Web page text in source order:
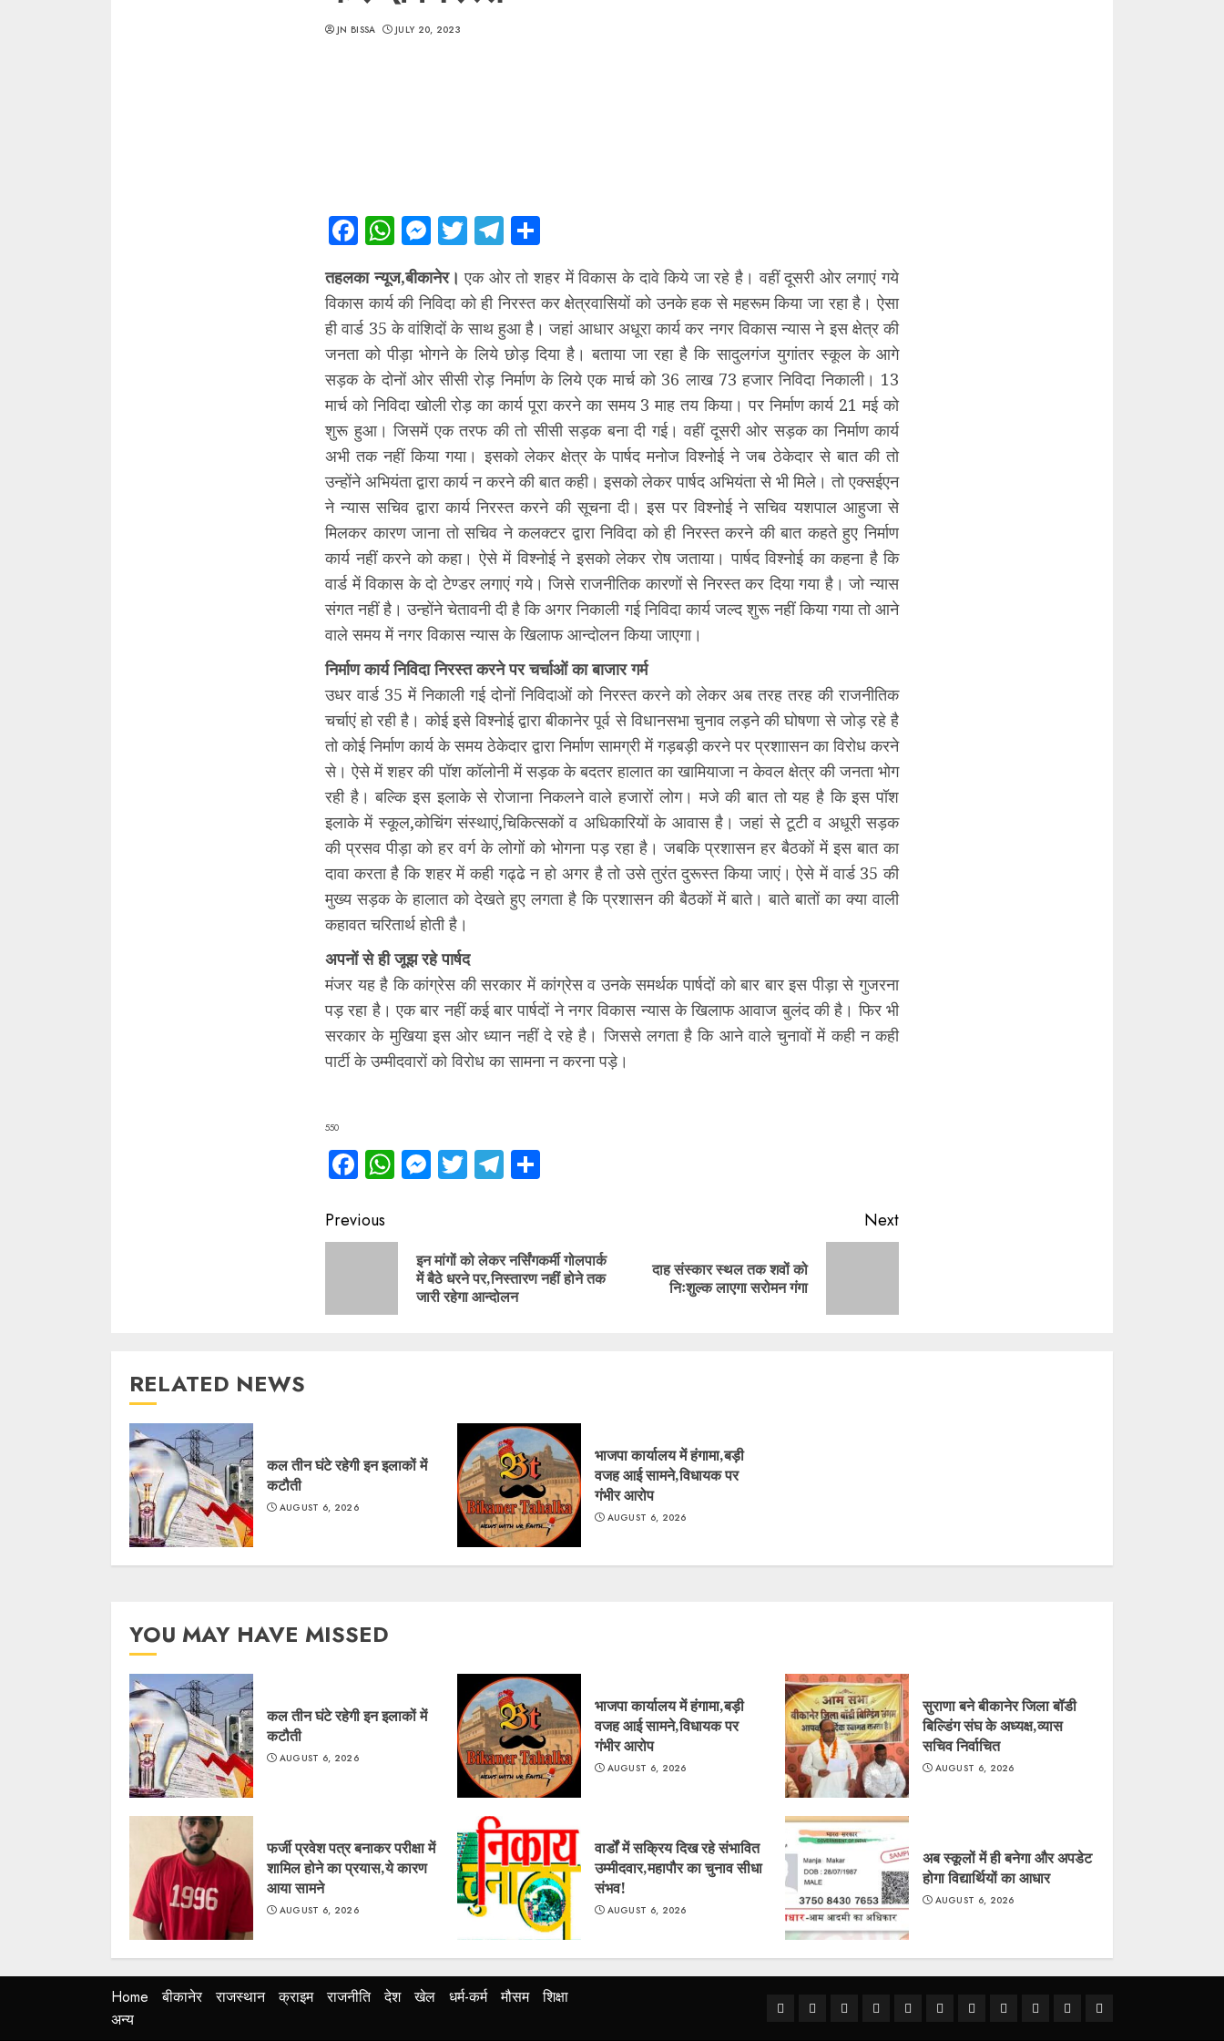
JN BISSA JULY 20, 2023
Facebook
WhatsApp
Messenger
TwitterTelegram
तहलका न्यूज,बीकानेर। एक ओर तो शहर में विकास के दावे किये जा रहे है। वहीं दूसरी ओर लगाएं गये
विकास कार्य की निविदा को ही निरस्त कर क्षेत्रवासियों को उनके हक से महरूम किया जा रहा है। ऐसा
ही वार्ड 35 के वांशिदों के साथ हुआ है। जहां आधार अधूरा कार्य कर नगर विकास न्यास ने इस क्षेत्र की
जनता को पीड़ा भोगने के लिये छोड़ दिया है। बताया जा रहा है कि सादुलगंज युगांतर स्कूल के आगे
सड़क के दोनों ओर सीसी रोड़ निर्माण के लिये एक मार्च को 36 लाख 73 हजार निविदा निकाली। 13
मार्च को निविदा खोली रोड़ का कार्य पूरा करने का समय 3 माह तय किया। पर निर्माण कार्य 21 मई को
शुरू हुआ। जिसमें एक तरफ की तो सीसी सड़क बना दी गई। वहीं दूसरी ओर सड़क का निर्माण कार्य
अभी तक नहीं किया गया। इसको लेकर क्षेत्र के पार्षद मनोज विश्नोई ने जब ठेकेदार से बात की तो
उन्होंने अभियंता द्वारा कार्य न करने की बात कही। इसको लेकर पार्षद अभियंता से भी मिले। तो एक्सईएन
ने न्यास सचिव द्वारा कार्य निरस्त करने की सूचना दी। इस पर विश्नोई ने सचिव यशपाल आहुजा से
मिलकर कारण जाना तो सचिव ने कलक्टर द्वारा निविदा को ही निरस्त करने की बात कहते हुए निर्माण
कार्य नहीं करने को कहा। ऐसे में विश्नोई ने इसको लेकर रोष जताया। पार्षद विश्नोई का कहना है कि
वार्ड में विकास के दो टेण्डर लगाएं गये। जिसे राजनीतिक कारणों से निरस्त कर दिया गया है। जो न्यास
संगत नहीं है। उन्होंने चेतावनी दी है कि अगर निकाली गई निविदा कार्य जल्द शुरू नहीं किया गया तो आने
वाले समय में नगर विकास न्यास के खिलाफ आन्दोलन किया जाएगा।
निर्माण कार्य निविदा निरस्त करने पर चर्चाओं का बाजार गर्म
उधर वार्ड 35 में निकाली गई दोनों निविदाओं को निरस्त करने को लेकर अब तरह तरह की राजनीतिक
चर्चाएं हो रही है। कोई इसे विश्नोई द्वारा बीकानेर पूर्व से विधानसभा चुनाव लड़ने की घोषणा से जोड़ रहे है
तो कोई निर्माण कार्य के समय ठेकेदार द्वारा निर्माण सामग्री में गड़बड़ी करने पर प्रशाासन का विरोध करने
से। ऐसे में शहर की पॉश कॉलोनी में सड़क के बदतर हालात का खामियाजा न केवल क्षेत्र की जनता भोग
रही है। बल्कि इस इलाके से रोजाना निकलने वाले हजारों लोग। मजे की बात तो यह है कि इस पॉश
इलाके में स्कूल,कोचिंग संस्थाएं,चिकित्सकों व अधिकारियों के आवास है। जहां से टूटी व अधूरी सड़क
की प्रसव पीड़ा को हर वर्ग के लोगों को भोगना पड़ रहा है। जबकि प्रशासन हर बैठकों में इस बात का
दावा करता है कि शहर में कही गढ्ढे न हो अगर है तो उसे तुरंत दुरूस्त किया जाएं। ऐसे में वार्ड 35 की
मुख्य सड़क के हालात को देखते हुए लगता है कि प्रशासन की बैठकों में बाते। बाते बातों का क्या वाली
कहावत चरितार्थ होती है।
अपनों से ही जूझ रहे पार्षद
मंजर यह है कि कांग्रेस की सरकार में कांग्रेस व उनके समर्थक पार्षदों को बार बार इस पीड़ा से गुजरना
पड़ रहा है। एक बार नहीं कई बार पार्षदों ने नगर विकास न्यास के खिलाफ आवाज बुलंद की है। फिर भी
सरकार के मुखिया इस ओर ध्यान नहीं दे रहे है। जिससे लगता है कि आने वाले चुनावों में कही न कही
पार्टी के उम्मीदवारों को विरोध का सामना न करना पड़े।
550
Facebook
WhatsApp
Messenger
TwitterTelegram
Continue
Reading
Previous
Previous
इन मांगों को लेकर नर्सिंगकर्मी गोलपार्क
में बैठे धरने पर,निस्तारण नहीं होने तक
जारी रहेगा आन्दोलन
Next
दाह संस्कार स्थल तक शवों को
निःशुल्क लाएगा सरोमन गंगा
RELATED NEWS
कल तीन घंटे रहेगी इन इलाकों में
कटौती
AUGUST 6, 2026
भाजपा कार्यालय में हंगामा,बड़ी
वजह आई सामने,विधायक पर
गंभीर आरोप
AUGUST 6, 2026
YOU MAY HAVE MISSED
कल तीन घंटे रहेगी इन इलाकों में
कटौती
AUGUST 6, 2026
भाजपा कार्यालय में हंगामा,बड़ी
वजह आई सामने,विधायक पर
गंभीर आरोप
AUGUST 6, 2026
सुराणा बने बीकानेर जिला बॉडी
बिल्डिंग संघ के अध्यक्ष,व्यास
सचिव निर्वाचित
AUGUST 6, 2026
फर्जी प्रवेश पत्र बनाकर परीक्षा में
शामिल होने का प्रयास,ये कारण
आया सामने
AUGUST 6, 2026
वार्डों में सक्रिय दिख रहे संभावित
उम्मीदवार,महापौर का चुनाव सीधा
संभव!
AUGUST 6, 2026
अब स्कूलों में ही बनेगा और अपडेट
होगा विद्यार्थियों का आधार
AUGUST 6, 2026
Home बीकानेर राजस्थान क्राइम राजनीति देश खेल धर्म-कर्म मौसम
शिक्षा
अन्य
Homeबीकानेरराजस्थानक्राइमराजनीतिदेश खेल
धर्म-
मौसम शिक्षा अन्य